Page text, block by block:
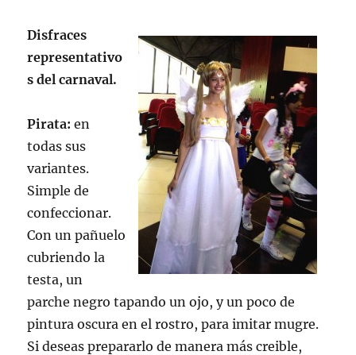
Disfraces
representativo
s del carnaval.
Pirata: en
todas sus
variantes.
Simple de
confeccionar.
Con un pañuelo
cubriendo la
testa, un
parche negro tapando un ojo, y un poco de
pintura oscura en el rostro, para imitar mugre.
Si deseas prepararlo de manera más creible,